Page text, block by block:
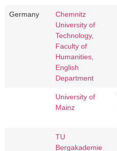
Germany
Chemnitz
University of
Technology,
Faculty of
Humanities,
English
Department
University of
Mainz
TU
Bergakademie